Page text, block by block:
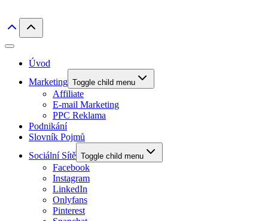
Úvod
Marketing Toggle child menu
Affiliate
E-mail Marketing
PPC Reklama
Podnikání
Slovník Pojmů
Sociální Sítě Toggle child menu
Facebook
Instagram
LinkedIn
Onlyfans
Pinterest